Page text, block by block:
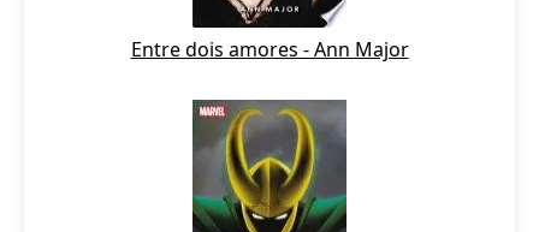
Entre dois amores - Ann Major